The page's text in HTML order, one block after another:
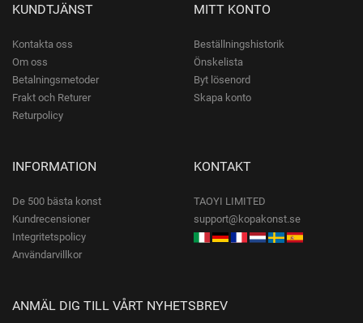
KUNDTJÄNST
Kontakta oss
Om oss
Betalningsmetoder
Frakt och Returer
Returpolicy
MITT KONTO
Beställningshistorik
Önskelista
Byt lösenord
Skapa konto
INFORMATION
De 500 bästa konst
Kundrecensioner
Integritetspolicy
Användarvillkor
KONTAKT
TAOYI LIMITED
support@kopakonst.se
ANMÄL DIG TILL VÅRT NYHETSBREV